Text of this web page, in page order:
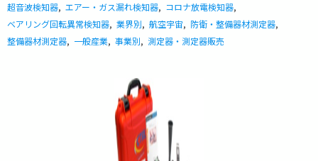
超音波検知器, エアー・ガス漏れ検知器, コロナ放電検知器,
ベアリング回転異常検知器, 業界別, 航空宇宙, 防衛・整備器材測定器,
整備器材測定器, 一般産業, 事業別, 測定器・測定器販売